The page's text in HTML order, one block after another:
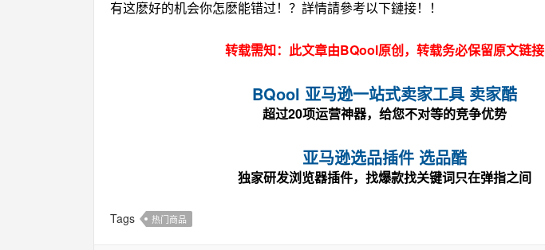
有这麽好的机会你怎麽能错过！？詳情請參考以下鏈接！！
转载需知：此文章由BQool原创，转载务必保留原文链接
BQool 亚马逊一站式卖家工具 卖家酷
超过20项运营神器，给您不对等的竞争优势
亚马逊选品插件 选品酷
独家研发浏览器插件，找爆款找关键词只在弹指之间
Tags 热门商品